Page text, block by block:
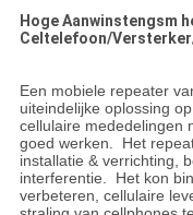
Hoge Aanwinstengsm
Celtelefoon/
Een mobiele repeater
uiteindelijke oplossing
cellulaire mededelingen
goed werken. Het
installatie & verrichting,
interferentie. Het kon
verbeteren, cellulaire